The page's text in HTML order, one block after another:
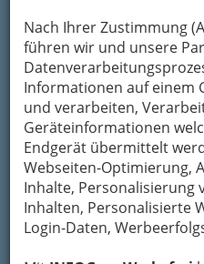
Nach Ihrer Zustimmung
führen wir und unsere
Informationen auf einem
und verarbeiten,
Geräteinformationen
Endgerät übermittelt
Webseiten-Optimierung,
Inhalte, Personalisierung
Inhalten, Personalisierte
Login-Daten,
der
traditionellen
Körperkunst sein.“
Dr. Xiaoqiu LI
[7. Dan Wushu-Meister]